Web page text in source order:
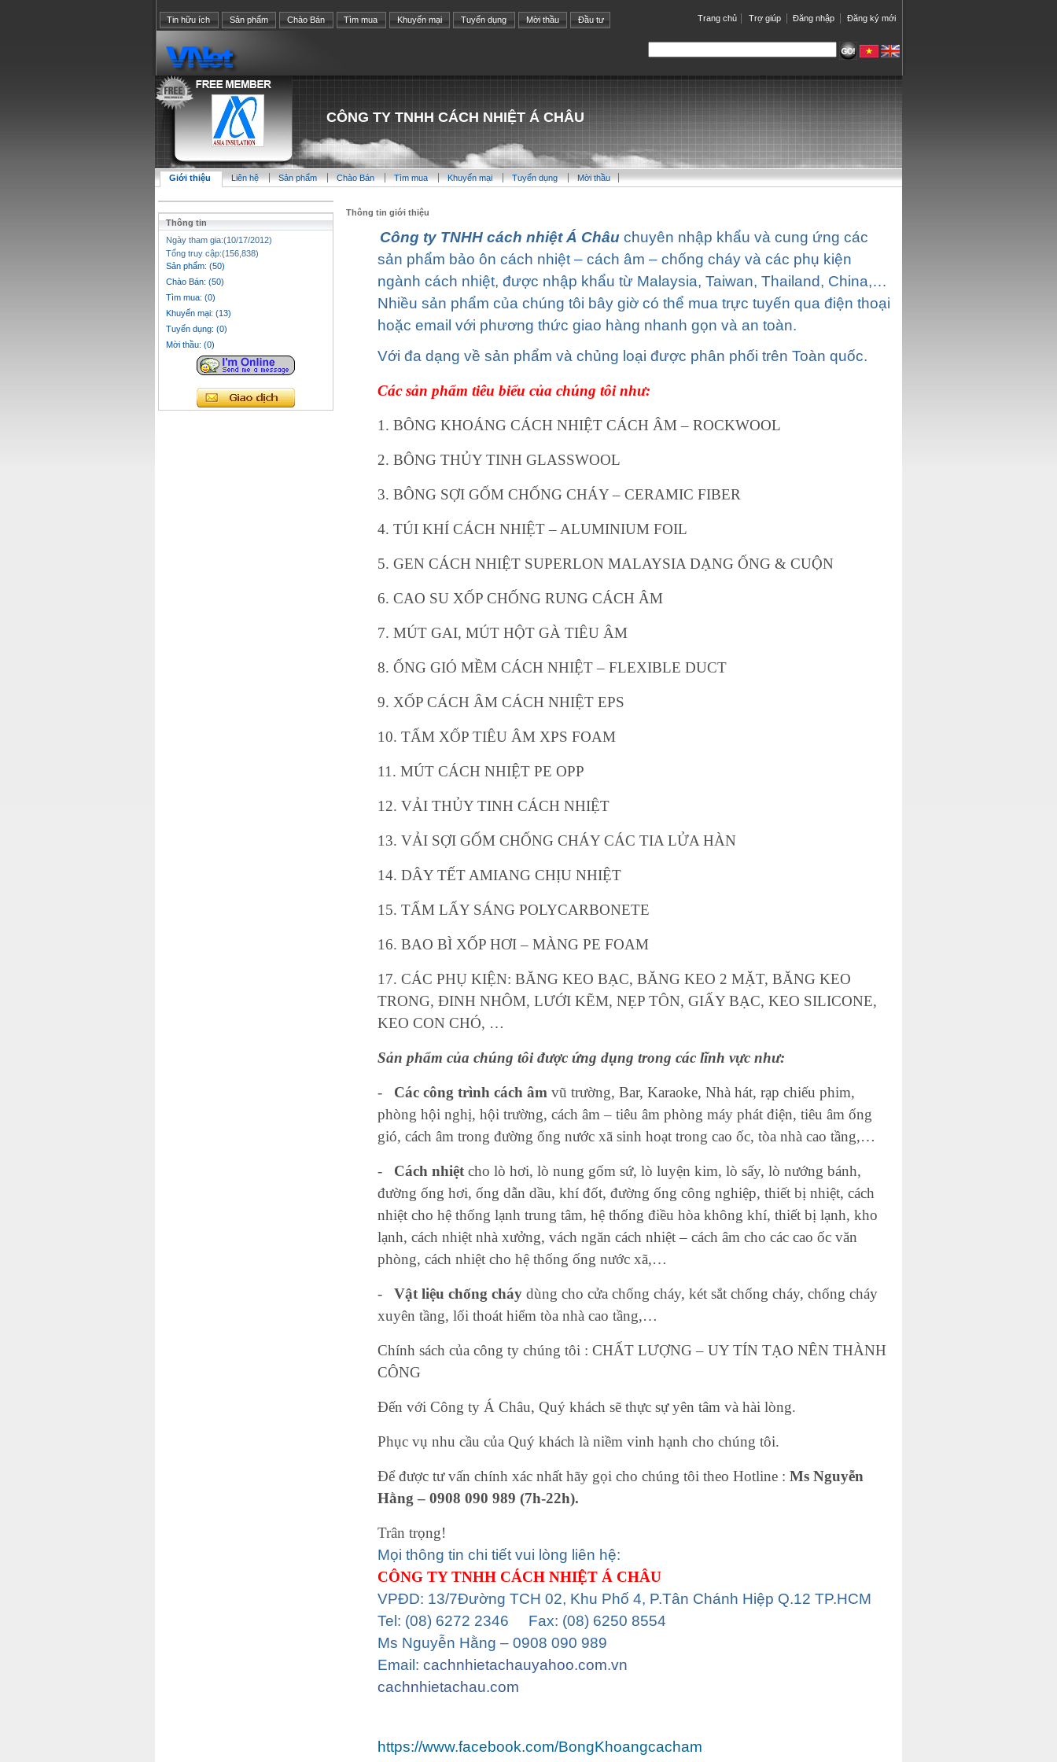
Trang chủ Trợ giúp Đăng nhập Đăng ký mới
Tin hữu ích Sản phẩm Chào Bán Tìm mua Khuyến mại Tuyển dụng Mời thầu Đầu tư
CÔNG TY TNHH CÁCH NHIỆT Á CHÂU
Giới thiệu Liên hệ Sản phẩm Chào Bán Tìm mua Khuyến mại Tuyển dụng Mời thầu
Thông tin
Ngày tham gia:(10/17/2012)
Tổng truy cập:(156,838)
Sản phẩm: (50)
Chào Bán: (50)
Tìm mua: (0)
Khuyến mại: (13)
Tuyển dụng: (0)
Mời thầu: (0)
Thông tin giới thiệu
Công ty TNHH cách nhiệt Á Châu chuyên nhập khẩu và cung ứng các
sản phẩm bảo ôn cách nhiệt – cách âm – chống cháy và các phụ kiện
ngành cách nhiệt, được nhập khẩu từ Malaysia, Taiwan, Thailand, China,…
Nhiều sản phẩm của chúng tôi bây giờ có thể mua trực tuyến qua điện thoại
hoặc email với phương thức giao hàng nhanh gọn và an toàn.
Với đa dạng về sản phẩm và chủng loại được phân phối trên Toàn quốc.
Các sản phẩm tiêu biểu của chúng tôi như:
1. BÔNG KHOÁNG CÁCH NHIỆT CÁCH ÂM – ROCKWOOL
2. BÔNG THỦY TINH GLASSWOOL
3. BÔNG SỢI GỐM CHỐNG CHÁY – CERAMIC FIBER
4. TÚI KHÍ CÁCH NHIỆT – ALUMINIUM FOIL
5. GEN CÁCH NHIỆT SUPERLON MALAYSIA DẠNG ỐNG & CUỘN
6. CAO SU XỐP CHỐNG RUNG CÁCH ÂM
7. MÚT GAI, MÚT HỘT GÀ TIÊU ÂM
8. ỐNG GIÓ MỀM CÁCH NHIỆT – FLEXIBLE DUCT
9. XỐP CÁCH ÂM CÁCH NHIỆT EPS
10. TẤM XỐP TIÊU ÂM XPS FOAM
11. MÚT CÁCH NHIỆT PE OPP
12. VẢI THỦY TINH CÁCH NHIỆT
13. VẢI SỢI GỐM CHỐNG CHÁY CÁC TIA LỬA HÀN
14. DÂY TẾT AMIANG CHỊU NHIỆT
15. TẤM LẤY SÁNG POLYCARBONETE
16. BAO BÌ XỐP HƠI – MÀNG PE FOAM
17. CÁC PHỤ KIỆN: BĂNG KEO BẠC, BĂNG KEO 2 MẶT, BĂNG KEO
TRONG, ĐINH NHÔM, LƯỚI KẼM, NẸP TÔN, GIẤY BẠC, KEO SILICONE,
KEO CON CHÓ, …
Sản phẩm của chúng tôi được ứng dụng trong các lĩnh vực như:
- Các công trình cách âm vũ trường, Bar, Karaoke, Nhà hát, rạp chiếu phim,
phòng hội nghị, hội trường, cách âm – tiêu âm phòng máy phát điện, tiêu âm ống
gió, cách âm trong đường ống nước xã sinh hoạt trong cao ốc, tòa nhà cao tầng,…
- Cách nhiệt cho lò hơi, lò nung gốm sứ, lò luyện kim, lò sấy, lò nướng bánh,
đường ống hơi, ống dẫn dầu, khí đốt, đường ống công nghiệp, thiết bị nhiệt, cách
nhiệt cho hệ thống lạnh trung tâm, hệ thống điều hòa không khí, thiết bị lạnh, kho
lạnh, cách nhiệt nhà xưởng, vách ngăn cách nhiệt – cách âm cho các cao ốc văn
phòng, cách nhiệt cho hệ thống ống nước xã,…
- Vật liệu chống cháy dùng cho cửa chống cháy, két sắt chống cháy, chống cháy
xuyên tầng, lối thoát hiểm tòa nhà cao tầng,…
Chính sách của công ty chúng tôi : CHẤT LƯỢNG – UY TÍN TẠO NÊN THÀNH
CÔNG
Đến với Công ty Á Châu, Quý khách sẽ thực sự yên tâm và hài lòng.
Phục vụ nhu cầu của Quý khách là niềm vinh hạnh cho chúng tôi.
Để được tư vấn chính xác nhất hãy gọi cho chúng tôi theo Hotline : Ms Nguyễn
Hằng – 0908 090 989 (7h-22h).
Trân trọng!
Mọi thông tin chi tiết vui lòng liên hệ:
CÔNG TY TNHH CÁCH NHIỆT Á CHÂU
VPĐD: 13/7Đường TCH 02, Khu Phố 4, P.Tân Chánh Hiệp Q.12 TP.HCM
Tel: (08) 6272 2346 Fax: (08) 6250 8554
Ms Nguyễn Hằng – 0908 090 989
Email: cachnhietachauyahoo.com.vn
cachnhietachau.com
https://www.facebook.com/BongKhoangcacham